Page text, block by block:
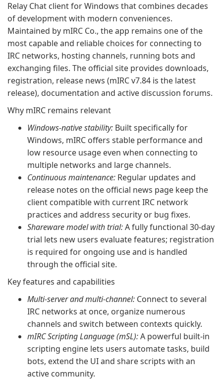
Relay Chat client for Windows that combines decades
of development with modern conveniences.
Maintained by mIRC Co., the app remains one of the
most capable and reliable choices for connecting to
IRC networks, hosting channels, running bots and
exchanging files. The official site provides downloads,
registration, release news (mIRC v7.84 is the latest
release), documentation and active discussion forums.
Why mIRC remains relevant
Windows-native stability: Built specifically for
Windows, mIRC offers stable performance and
low resource usage even when connecting to
multiple networks and large channels.
Continuous maintenance: Regular updates and
release notes on the official news page keep the
client compatible with current IRC network
practices and address security or bug fixes.
Shareware model with trial:A fully functional 30-day
trial lets new users evaluate features; registration
is required for ongoing use and is handled
through the official site.
Key features and capabilities
Multi-server and multi-channel: Connect to several
IRC networks at once, organize numerous
channels and switch between contexts quickly.
mIRC Scripting Language (mSL):A powerful built-in
scripting engine lets users automate tasks, build
bots, extend the UI and share scripts with an
active community.